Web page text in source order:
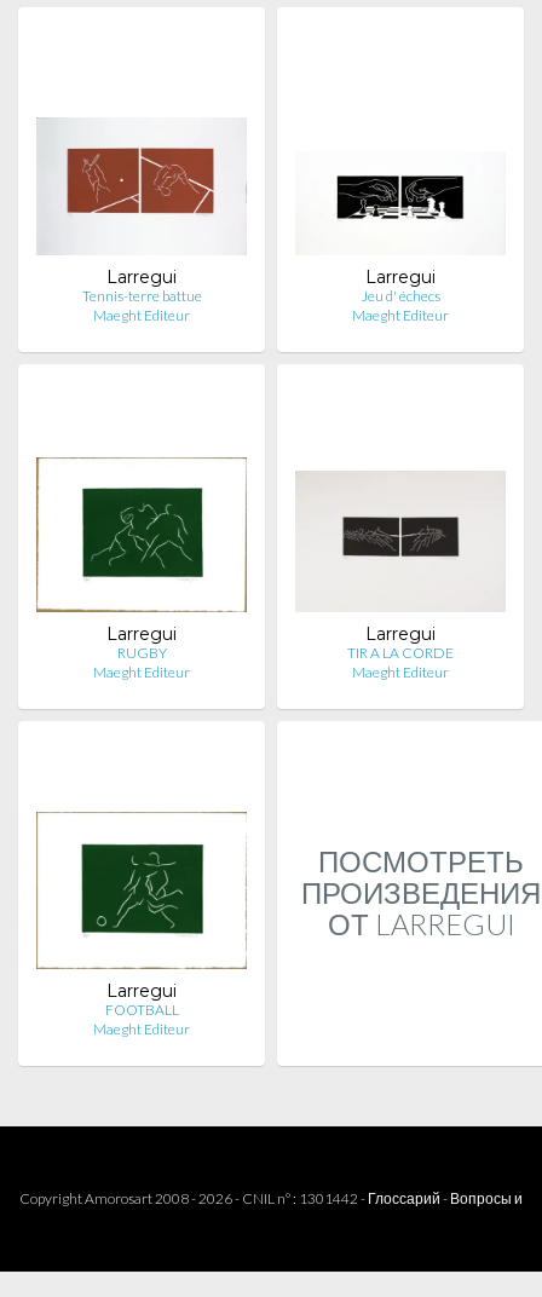
Larregui
Tennis-terre battue
Maeght Editeur
Larregui
Jeu d' échecs
Maeght Editeur
Larregui
RUGBY
Maeght Editeur
Larregui
TIR A LA CORDE
Maeght Editeur
Larregui
FOOTBALL
Maeght Editeur
ПОСМОТРЕТЬ
ПРОИЗВЕДЕНИЯ
ОТ LARREGUI
Copyright Amorosart 2008 - 2026 - CNIL n° : 1301442 - Глоссарий - Вопросы и